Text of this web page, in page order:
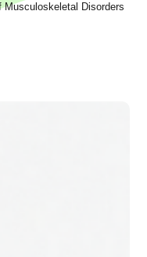
Musculoskeletal Disorders